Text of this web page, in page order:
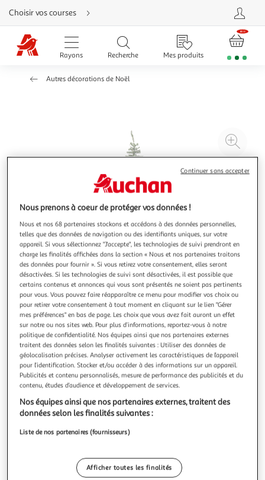
Aller
directement
au
contenu
Aller
directement
Aller
besoin
Choisir vos courses
Rayons Recherche Mes produits
Autres décorations de Noël
à
Illustration
précédente
Illustration
suivante
IMAGIN
Sapin de Noël vert 180 cm 500 branches
Description détaillée du produit: Produit: Sapin de
NoëlUnivers: NoëlMatière branches: PVC + métalMatière
des pieds: métalDimensions hors tout: H 180 cm x Ø 95 cm
au plus largeDimensions des brins: L 18 cm x l 6
cmÉpaisseur de feuille: 0,7 mmNombre de branches: 500
branchesColoris: Vert / vert foncé
En savoir +
Afficher le prix
Nous prenons à coeur de protéger vos données !
Nous et nos 68 partenaires stockons et accédons à des données personnelles,
telles que des données de navigation ou des identifiants uniques, sur votre
appareil. Si vous sélectionnez "J'accepte", les technologies de suivi prendront en
charge les finalités affichées dans la section « Nous et nos partenaires traitons
des données pour fournir ». Si vous retirez votre consentement, elles seront
désactivées. Si les technologies de suivi sont désactivées, il est possible que
certains contenus et annonces qui vous sont présentés ne soient pas pertinents
pour vous. Vous pouvez faire réapparaître ce menu pour modifier vos choix ou
pour retirer votre consentement à tout moment en cliquant sur le lien "Gérer
mes préférences" en bas de page. Les choix que vous avez fait auront un effet
sur notre ou nos sites web. Pour plus d’informations, reportez-vous à notre
politique de confidentialité. Nos équipes ainsi que nos partenaires externes
traitent des données selon les finalités suivantes : Utiliser des données de
géolocalisation précises. Analyser activement les caractéristiques de l’appareil
pour l’identification. Stocker et/ou accéder à des informations sur un appareil.
Publicités et contenu personnalisés, mesure de performance des publicités et du
contenu, études d’audience et développement de services.
Nos équipes ainsi que nos partenaires externes, traitent des
données selon les finalités suivantes :
Liste de nos partenaires (fournisseurs)
Afficher toutes les finalités
Continuer sans accepter